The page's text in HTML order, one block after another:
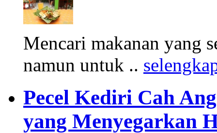
Mencari makanan yang
namun untuk ..
Pecel Kediri Cah
yang Menyegarkan